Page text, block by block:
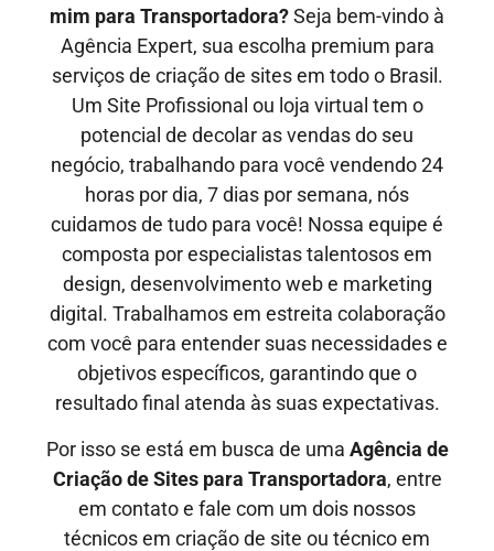
mim para Transportadora?Seja bem-vindo à
Agência Expert, sua escolha premium para
serviços de criação de sites em todo o Brasil.
Um Site Profissional ou loja virtual tem o
potencial de decolar as vendas do seu
negócio, trabalhando para você vendendo 24
horas por dia, 7 dias por semana, nós
cuidamos de tudo para você! Nossa equipe é
composta por especialistas talentosos em
design, desenvolvimento web e marketing
digital. Trabalhamos em estreita colaboração
com você para entender suas necessidades e
objetivos específicos, garantindo que o
resultado final atenda às suas expectativas.
Por isso se está em busca de uma Agência de
Criação de Sites para Transportadora, entre
em contato e fale com um dois nossos
técnicos em criação de site ou técnico em